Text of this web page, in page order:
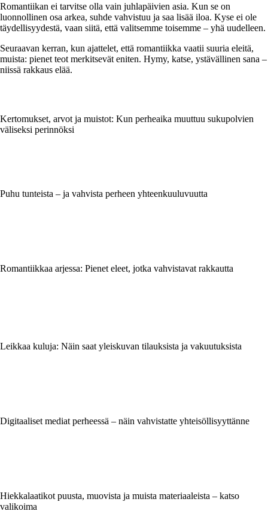
Romantiikan ei tarvitse olla vain juhlapäivien asia. Kun se on
luonnollinen osa arkea, suhde vahvistuu ja saa lisää iloa. Kyse ei ole
täydellisyydestä, vaan siitä, että valitsemme toisemme – yhä uudelleen.
Seuraavan kerran, kun ajattelet, että romantiikka vaatii suuria eleitä,
muista: pienet teot merkitsevät eniten. Hymy, katse, ystävällinen sana –
niissä rakkaus elää.
Kertomukset, arvot ja muistot: Kun perheaika muuttuu sukupolvien
väliseksi perinnöksi
Puhu tunteista – ja vahvista perheen yhteenkuuluvuutta
Romantiikkaa arjessa: Pienet eleet, jotka vahvistavat rakkautta
Leikkaa kuluja: Näin saat yleiskuvan tilauksista ja vakuutuksista
Digitaaliset mediat perheessä – näin vahvistatte yhteisöllisyyttänne
Hiekkalaatikot puusta, muovista ja muista materiaaleista – katso
valikoima